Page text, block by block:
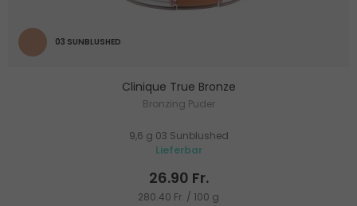
03 SUNBLUSHED
Clinique True Bronze
Bronzing Puder
9,6 g 03 Sunblushed
Lieferbar
26.90 Fr.
280.40 Fr. / 100 g